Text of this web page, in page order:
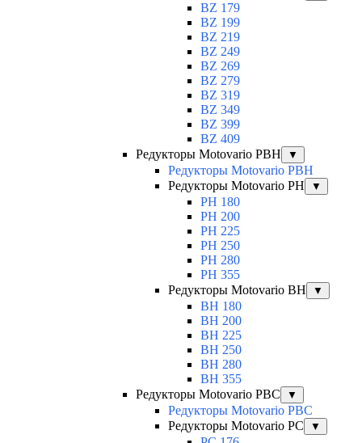
BZ 179
BZ 199
BZ 219
BZ 249
BZ 269
BZ 279
BZ 319
BZ 349
BZ 399
BZ 409
Редукторы Motovario PBH
▼
Редукторы Motovario PBH
Редукторы Motovario PH
▼
PH 180
PH 200
PH 225
PH 250
PH 280
PH 355
Редукторы Motovario BH
▼
BH 180
BH 200
BH 225
BH 250
BH 280
BH 355
Редукторы Motovario PBC
▼
Редукторы Motovario PBC
Редукторы Motovario PC
▼